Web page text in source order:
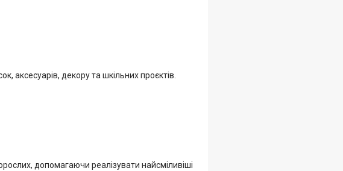
аксесуарів, декору та шкільних проєктів.
допомагаючи реалізувати найсміливіші